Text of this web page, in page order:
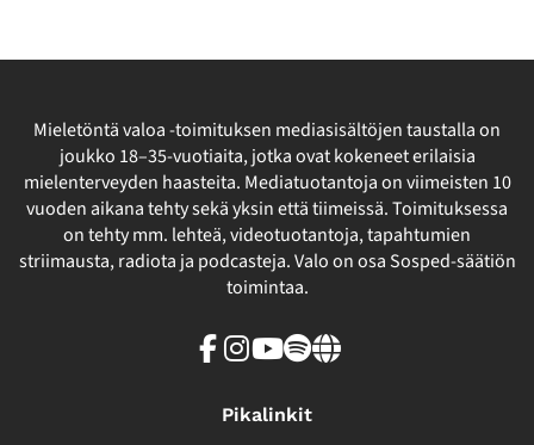
Mieletöntä valoa -toimituksen mediasisältöjen taustalla on
joukko 18–35-vuotiaita, jotka ovat kokeneet erilaisia
mielenterveyden haasteita. Mediatuotantoja on viimeisten 10
vuoden aikana tehty sekä yksin että tiimeissä. Toimituksessa
on tehty mm. lehteä, videotuotantoja, tapahtumien
striimausta, radiota ja podcasteja. Valo on osa Sosped-säätiön
toimintaa.
Facebook
Instagram
Youtube
SpotifyLinkki
Pikalinkit